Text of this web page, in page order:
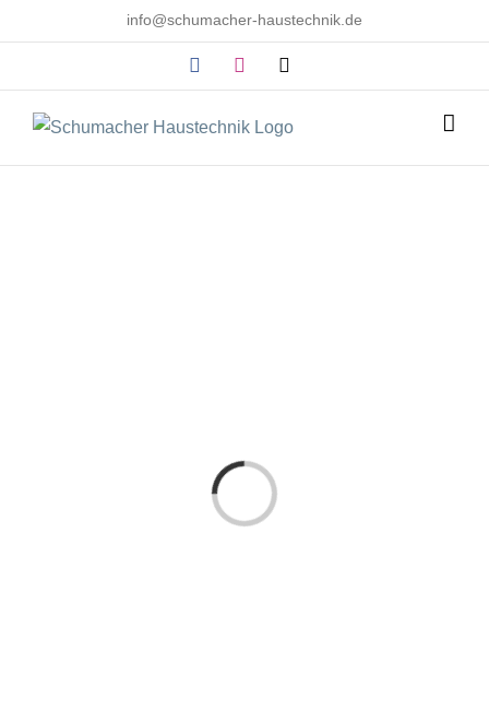
Inhalt
info@schumacher-haustechnik.de
FacebookInstagram
E-
Laden...